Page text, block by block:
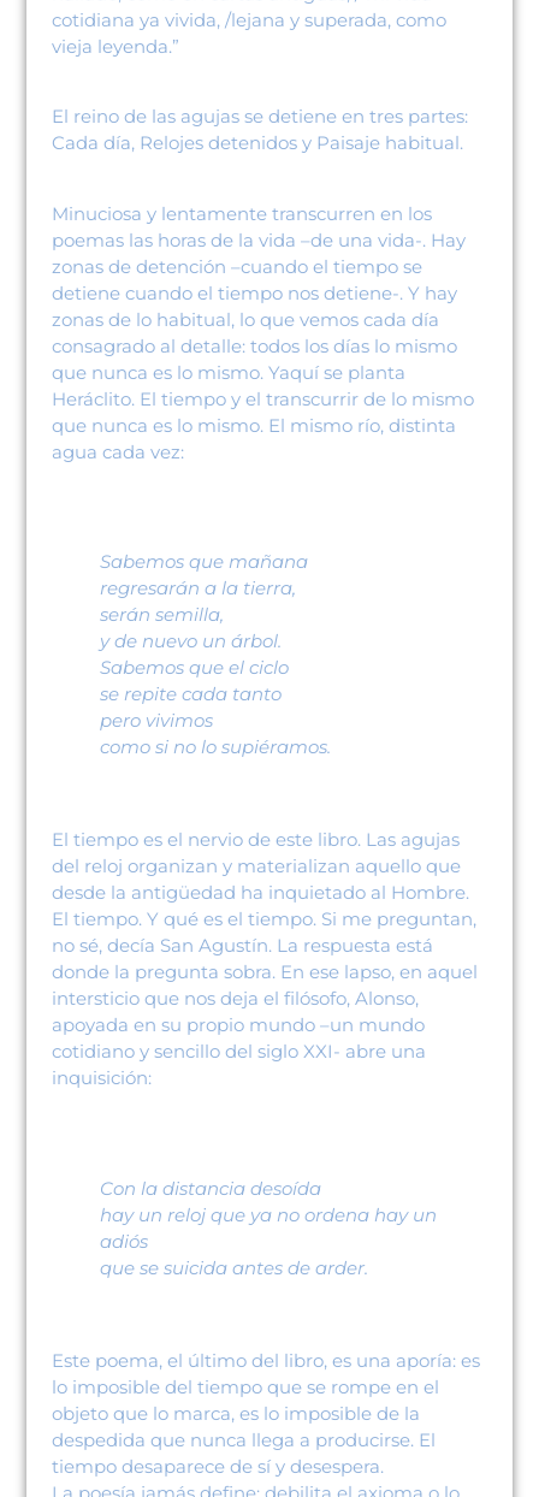
cotidiana ya vivida, /lejana y superada, como
vieja leyenda.”
El reino de las agujas se detiene en tres partes:
Cada día, Relojes detenidos y Paisaje habitual.
Minuciosa y lentamente transcurren en los
poemas las horas de la vida –de una vida-. Hay
zonas de detención –cuando el tiempo se
detiene cuando el tiempo nos detiene-. Y hay
zonas de lo habitual, lo que vemos cada día
consagrado al detalle: todos los días lo mismo
que nunca es lo mismo. Yaquí se planta
Heráclito. El tiempo y el transcurrir de lo mismo
que nunca es lo mismo. El mismo río, distinta
agua cada vez:
Sabemos que mañana
regresarán a la tierra,
serán semilla,
y de nuevo un árbol.
Sabemos que el ciclo
se repite cada tanto
pero vivimos
como si no lo supiéramos.
El tiempo es el nervio de este libro. Las agujas
del reloj organizan y materializan aquello que
desde la antigüedad ha inquietado al Hombre.
El tiempo. Y qué es el tiempo. Si me preguntan,
no sé, decía San Agustín. La respuesta está
donde la pregunta sobra. En ese lapso, en aquel
intersticio que nos deja el filósofo, Alonso,
apoyada en su propio mundo –un mundo
cotidiano y sencillo del siglo XXI- abre una
inquisición:
Con la distancia desoída
hay un reloj que ya no ordena hay un
adiós
que se suicida antes de arder.
Este poema, el último del libro, es una aporía: es
lo imposible del tiempo que se rompe en el
objeto que lo marca, es lo imposible de la
despedida que nunca llega a producirse. El
tiempo desaparece de sí y desespera.
La poesía jamás define: debilita el axioma o lo